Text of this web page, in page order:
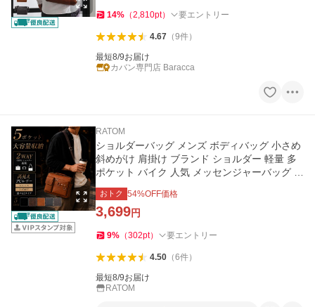
14% （2,810pt） 要エントリー
4.67（9件）
最短8/9お届け
カバン専門店 Baracca
RATOM
ショルダーバッグ メンズ ボディバッグ 小さめ
斜めがけ 肩掛け ブランド ショルダー 軽量 多
ポケット バイク 人気 メッセンジャーバッグ バ
ッグ
おトク 54%OFF価格
3,699円
9% （302pt） 要エントリー
4.50（6件）
最短8/9お届け
RATOM